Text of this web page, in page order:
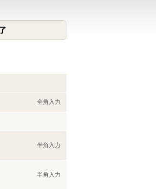
全角入力
半角入力
半角入力